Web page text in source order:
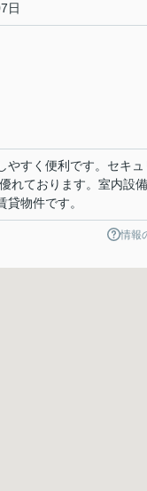
日
やすく便利です。セキュ
れております。室内設
物件です。
情報